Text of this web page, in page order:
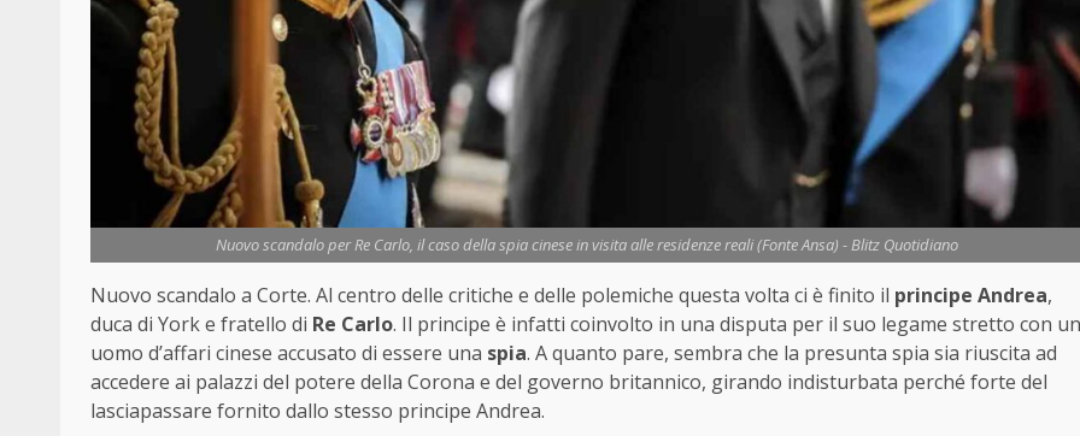
Nuovo scandalo per Re Carlo, il caso della spia cinese in visita alle residenze reali (Fonte Ansa) - Blitz Quotidiano
Nuovo scandalo a Corte. Al centro delle critiche e delle polemiche questa volta ci è finito il principe Andrea,
duca di York e fratello di Re Carlo. Il principe è infatti coinvolto in una disputa per il suo legame stretto con un
uomo d’affari cinese accusato di essere una spia. A quanto pare, sembra che la presunta spia sia riuscita ad
accedere ai palazzi del potere della Corona e del governo britannico, girando indisturbata perché forte del
lasciapassare fornito dallo stesso principe Andrea.